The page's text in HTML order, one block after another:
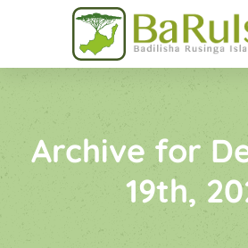
Archive for
19th,